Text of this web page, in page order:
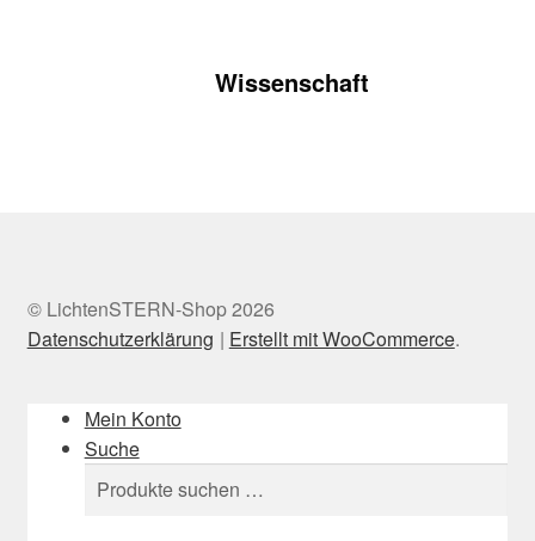
Wissenschaft
© LichtenSTERN-Shop 2026
Datenschutzerklärung
Erstellt mit WooCommerce.
Mein Konto
Suche
Suchen
Suchen